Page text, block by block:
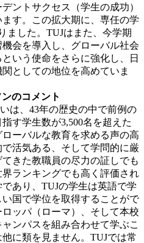
ントサクセス（学生の成功）
す。この拡大期に、専任の学
ました。TUJはまた、今学期
会を導入し、グローバル社会
いう使命をさらに強化し、日
としての地位を高めていま
のコメント
は、43年の歴史の中で前例の
す学生数が3,500名を超えた
ーバルな教育を求める声の高
活気ある、そして学問的に厳
きた教職員の尽力の証しでも
ランキングでも高く評価され
あり、TUJの学生は英語で学
国で学位を取得することがで
ッパ（ローマ）、そして本校
ンパスを組み合わせて学ぶこ
に類を見ません。TUJでは常